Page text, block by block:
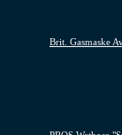
Brit. Gasmaske